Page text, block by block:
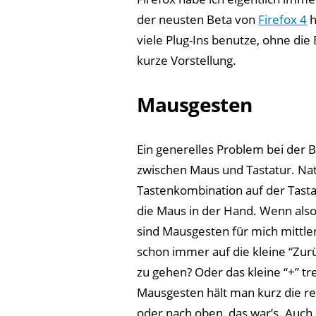
der neusten Beta von Firefox 4
viele Plug-Ins benutze, ohne
kurze Vorstellung.
Mausgesten
Ein generelles Problem bei der
zwischen Maus und Tastatur.
Tastenkombination auf der
die Maus in der Hand. Wenn
sind Mausgesten für mich
schon immer auf die kleine
zu gehen? Oder das kleine “+”
Mausgesten hält man kurz die
oder nach oben, das war’s.